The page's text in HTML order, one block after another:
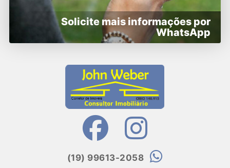
Solicite mais informações por
WhatsApp
(19) 99613-2058